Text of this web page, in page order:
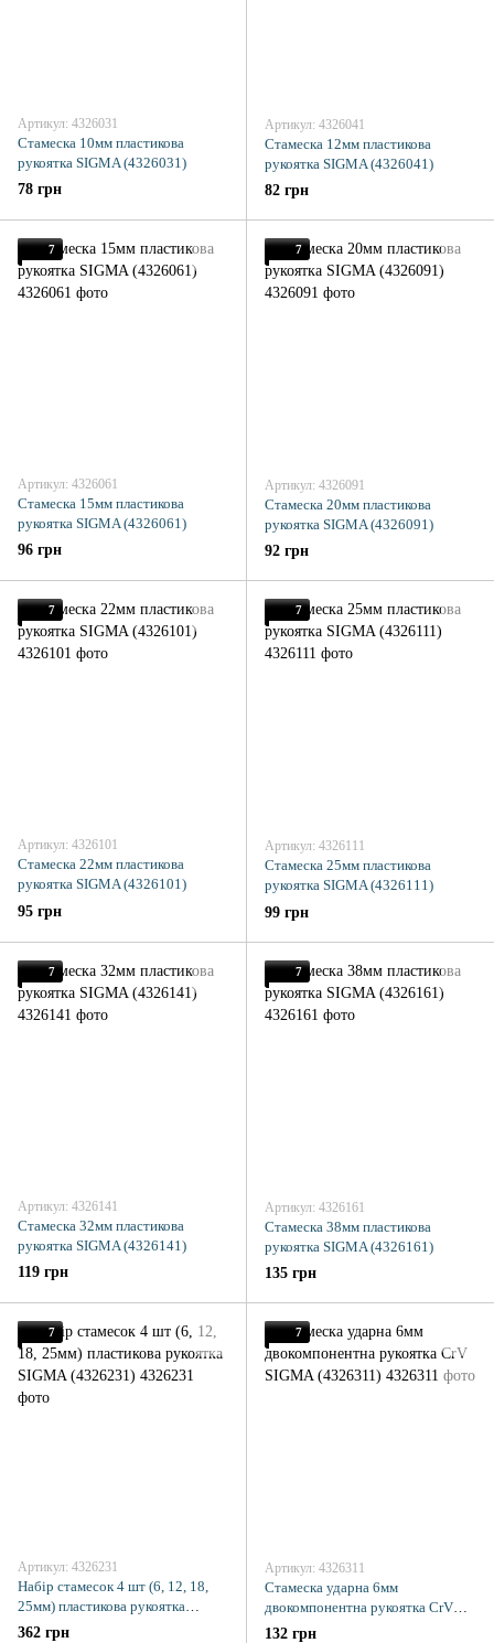
Артикул: 4326031
Стамеска 10мм пластикова
рукоятка SIGMA (4326031)
78 грн
Артикул: 4326041
Стамеска 12мм пластикова
рукоятка SIGMA (4326041)
82 грн
7
Артикул: 4326061
Стамеска 15мм пластикова
рукоятка SIGMA (4326061)
96 грн
7
Артикул: 4326091
Стамеска 20мм пластикова
рукоятка SIGMA (4326091)
92 грн
7
Артикул: 4326101
Стамеска 22мм пластикова
рукоятка SIGMA (4326101)
95 грн
7
Артикул: 4326111
Стамеска 25мм пластикова
рукоятка SIGMA (4326111)
99 грн
7
Артикул: 4326141
Стамеска 32мм пластикова
рукоятка SIGMA (4326141)
119 грн
7
Артикул: 4326161
Стамеска 38мм пластикова
рукоятка SIGMA (4326161)
135 грн
7
Артикул: 4326231
Набір стамесок 4 шт (6, 12, 18,
25мм) пластикова рукоятка
SIGMA (4326231)
362 грн
7
Артикул: 4326311
Стамеска ударна 6мм
двокомпонентна рукоятка CrV
SIGMA (4326311)
132 грн